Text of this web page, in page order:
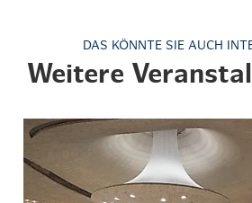
DAS KÖNNTE SIE AUCH
Weitere